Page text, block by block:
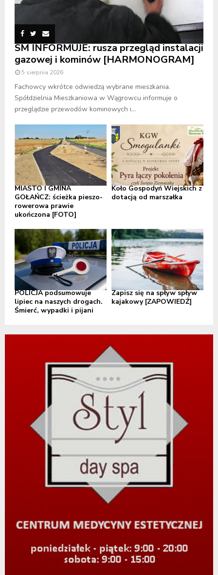
SM INFORMUJE: rusza przegląd instalacji
gazowej i kominów [HARMONOGRAM]
5 sierpnia 2026
Fachowcy wkrótce odwiedzą wybrane mieszkania.
Spółdzielnia Mieszkaniowa w Wągrowcu informuje o
przeglądzie przewodów kominowych i...
MIASTO I GMINA
GOŁAŃCZ: ścieżka pieszo-
rowerowa prawie
ukończona [FOTO]
Koło Gospodyń Wiejskich z
dotacją od marszałka
POLICJA podsumowuje
lipiec na naszych drogach.
Śmierć, wypadki i pijani
Zapisz się na spływ spływ
kajakowy [ZAPOWIEDŹ]